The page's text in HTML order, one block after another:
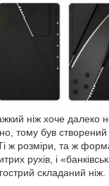
ніж хоче далеко
тому був
ж розміри, та ж
рухів, і
складаний ніж.